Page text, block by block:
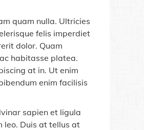
quam nulla. Ultricies
felis imperdiet
dolor. Quam
habitasse platea.
at in. Ut enim
enim facilisis
sapien et ligula
leo. Duis at tellus at